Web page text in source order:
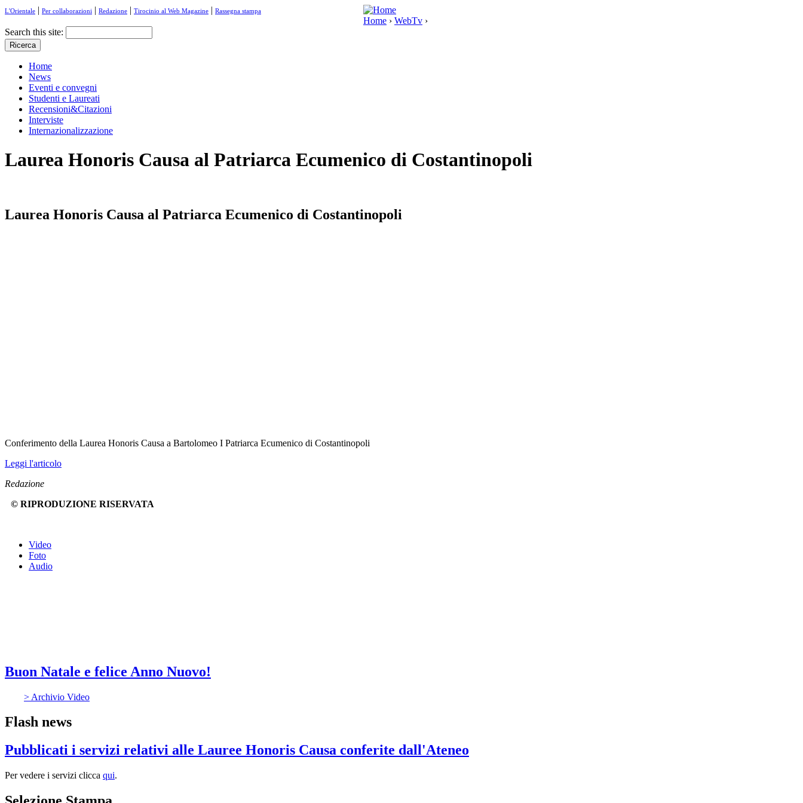
L'Orientale | Per collaborazioni | Redazione | Tirocinio al Web Magazine | Rassegna stampa
Home › WebTv ›
Search this site:
Home
News
Eventi e convegni
Studenti e Laureati
Recensioni&Citazioni
Interviste
Internazionalizzazione
Laurea Honoris Causa al Patriarca Ecumenico di Costantinopoli
Laurea Honoris Causa al Patriarca Ecumenico di Costantinopoli
Conferimento della Laurea Honoris Causa a Bartolomeo I Patriarca Ecumenico di Costantinopoli
Leggi l'articolo
Redazione
© RIPRODUZIONE RISERVATA
Video
Foto
Audio
Buon Natale e felice Anno Nuovo!
> Archivio Video
Flash news
Pubblicati i servizi relativi alle Lauree Honoris Causa conferite dall'Ateneo
Per vedere i servizi clicca qui.